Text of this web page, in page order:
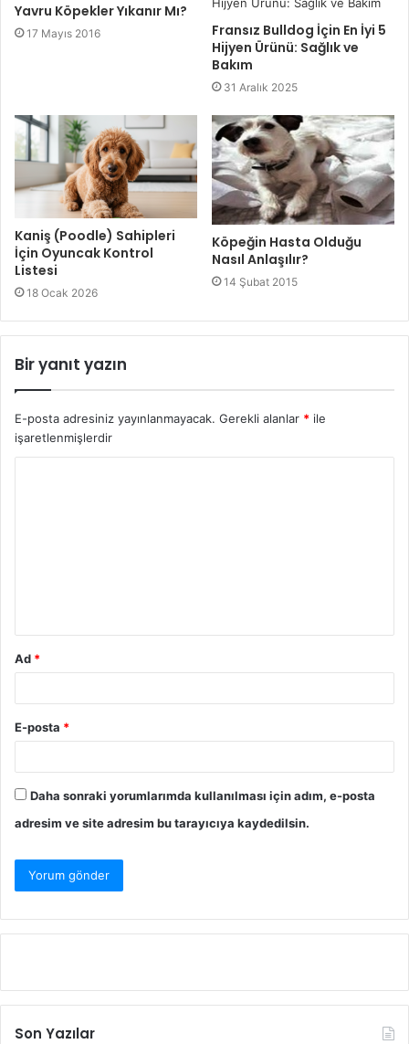
Yavru Köpekler Yıkanır Mı?
17 Mayıs 2016
Fransız Bulldog İçin En İyi 5
Hijyen Ürünü: Sağlık ve
Bakım
31 Aralık 2025
Kaniş (Poodle) Sahipleri
İçin Oyuncak Kontrol
Listesi
18 Ocak 2026
Köpeğin Hasta Olduğu
Nasıl Anlaşılır?
14 Şubat 2015
Bir yanıt yazın
E-posta adresiniz yayınlanmayacak. Gerekli alanlar * ile
işaretlenmişlerdir
Ad *
E-posta *
Daha sonraki yorumlarımda kullanılması için adım, e-posta
adresim ve site adresim bu tarayıcıya kaydedilsin.
Son Yazılar